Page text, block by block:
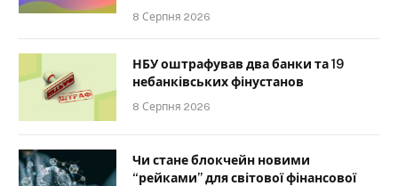
8 Серпня 2026
НБУ оштрафував два банки та 19
небанківських фінустанов
8 Серпня 2026
Чи стане блокчейн новими
“рейками” для світової фінансової